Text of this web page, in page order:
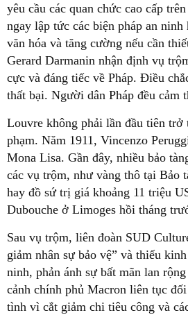
yêu cầu các quan chức cao cấp
ngay lập tức các biện pháp an
văn hóa và tăng cường nếu cần
Gerard Darmanin nhận định vụ
cực và đáng tiếc về Pháp. Điều
thất bại. Người dân Pháp đều cảm
Louvre không phải lần đầu tiên trở
phạm. Năm 1911, Vincenzo
Mona Lisa. Gần đây, nhiều bảo
các vụ trộm, như vàng thô tại Bảo
hay đồ sứ trị giá khoảng 11 triệu
Dubouche ở Limoges hồi tháng
Sau vụ trộm, liên đoàn SUD
giảm nhân sự bảo vệ” và thiếu
ninh, phản ánh sự bất mãn lan
cảnh chính phủ Macron liên tục
tình vì cắt giảm chi tiêu công và